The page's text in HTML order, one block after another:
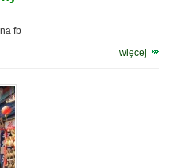
fb
więcej